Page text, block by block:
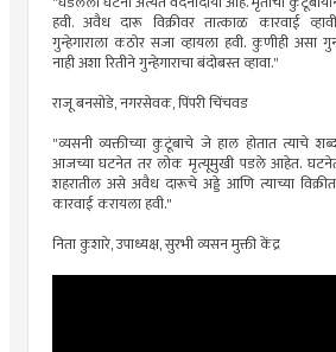
हवी. अवैध दारू विक्रीवर तात्काळ कारवाई
गुन्हेगाराला कठोर सजा व्हायला हवी. कुणीही असा
नाही अशा रितीने गुन्हेगाराचा बंदोबस्त व्हावा."
राजू बनसोडे, नगरसेवक, पिंपरी चिंचवड
"व्यसनी व्यक्तीच्या कुटूंबाचे जे हाल होतात त्याचे
आजच्या घटनेत तर लोक मृत्यूमुखी पडले आहेत.
शहरातील असे अवैध दारूचे अड्डे आणि त्याच्या
कारवाई करायला हवी."
निता कुशारे, उपाध्यक्ष, सुरभी व्यसन मुक्ती केंद्र